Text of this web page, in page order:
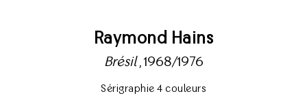
Raymond Hains
Brésil, 1968/1976
Sérigraphie 4 couleurs